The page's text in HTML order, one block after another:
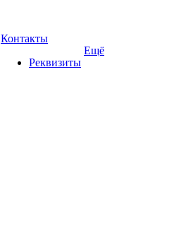
Контакты
Реквизиты
Ещё